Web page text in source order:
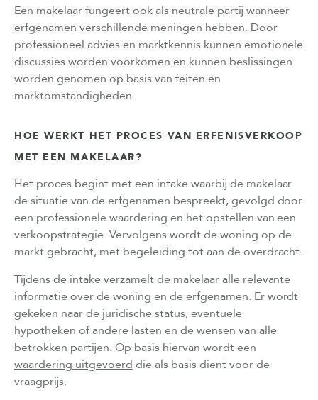
Een makelaar fungeert ook als neutrale partij wanneer
erfgenamen verschillende meningen hebben. Door
professioneel advies en marktkennis kunnen emotionele
discussies worden voorkomen en kunnen beslissingen
worden genomen op basis van feiten en
marktomstandigheden.
HOE WERKT HET PROCES VAN ERFENISVERKOOP
MET EEN MAKELAAR?
Het proces begint met een intake waarbij de makelaar
de situatie van de erfgenamen bespreekt, gevolgd door
een professionele waardering en het opstellen van een
verkoopstrategie. Vervolgens wordt de woning op de
markt gebracht, met begeleiding tot aan de overdracht.
Tijdens de intake verzamelt de makelaar alle relevante
informatie over de woning en de erfgenamen. Er wordt
gekeken naar de juridische status, eventuele
hypotheken of andere lasten en de wensen van alle
betrokken partijen. Op basis hiervan wordt een
waardering uitgevoerd die als basis dient voor de
vraagprijs.